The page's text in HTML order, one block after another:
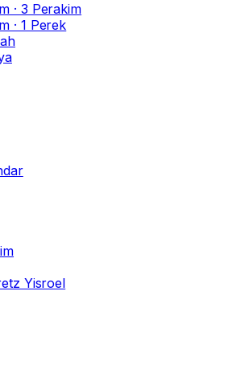
· 3 Perakim
· 1 Perek
Yisroel